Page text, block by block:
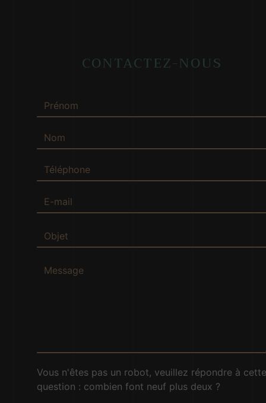
CONTACTEZ-NOUS
Vous n'êtes pas un robot, veuillez répondre à cette
question : combien font neuf plus deux ?